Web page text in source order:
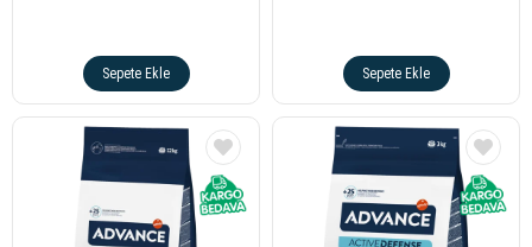
Sepete Ekle Sepete Ekle